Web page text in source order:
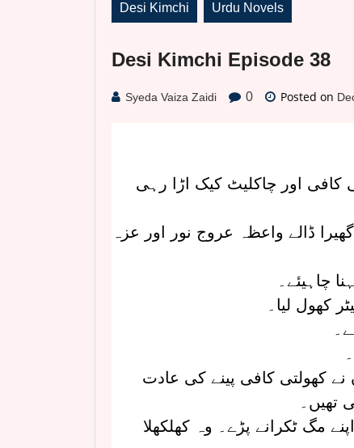
Desi Kimchi Urdu Novels
Desi Kimchi Episode 38
Syeda Vaiza Zaidi 0 Posted on
کافی اور چاکلیٹ کیک اڑا رہی
ڈالے واعظہ عروج نور اور عزہ
چاہیئے۔
کھول لیا۔
کھولتی کافی پینے کی عادت
تھیں۔
مگ ٹکرانے پڑے۔ وہ کھلکھلا